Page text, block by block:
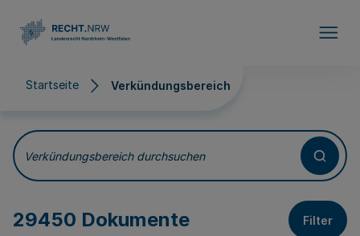
Startseite Verkündungsbereich
Verkündungsbereich
Verkündungsbereich durchsuchen
29450 Dokumente Filter